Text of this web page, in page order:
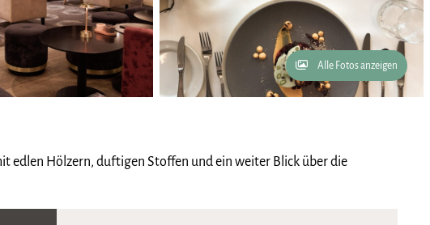
Alle Fotos anzeigen
edlen Hölzern, duftigen Stoffen und ein weiter Blick über die